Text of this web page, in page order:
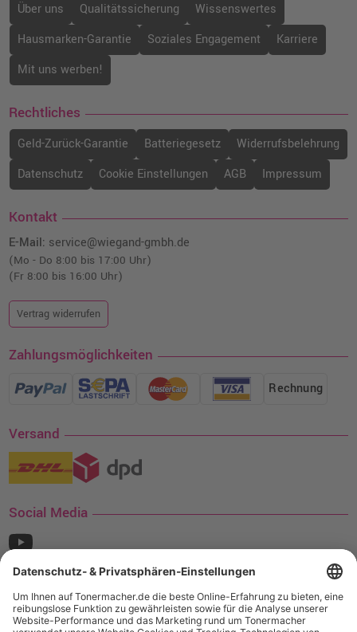
Über uns Qualitätssicherung
Wissenswertes
Hausmarken-Garantie
Soziales Engagement
Karriere
Mit uns werben!
Rechtliches
Geld-Zurück-Garantie Batteriegesetz
Widerrufsbelehrung
Datenschutz
Cookie Einstellungen AGB Impressum
Kontakt
E-Mail: service@wiegand-gmbh.de
(Mo - Do 8:00 bis 17:00 Uhr)
(Fr 8:00 bis 16:00 Uhr)
Vertrag widerrufen
Zahlungsmöglichkeiten
Rechnung
Versand
Social Media
¹ Nur gültig für den Versand innerhalb Deutschlands. Befindet sich ein Warenwert
von mindestens 35€ (inkl. Mwst.) an Ampertec Artikeln in Ihrem Warenkorb, ist der
Versand für Sie kostenfrei.